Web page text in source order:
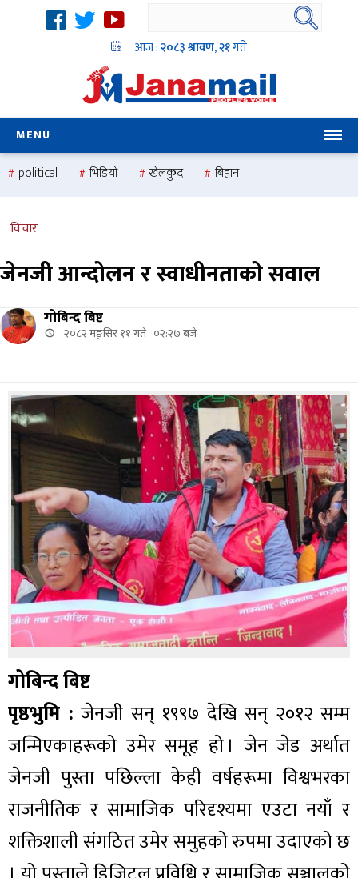
आज :२०८३ श्रावण, २१गते
MENU
political भिडियो खेलकुद
बिहान
national
विचार
जेनजी आन्दोलन र स्वाधीनताको सवाल
गोबिन्द बिष्ट
२०८२ मङ्सिर ११ गते ०२:२७ बजे
गोबिन्द बिष्ट
पृष्ठभुमि : जेनजी सन् १९९७ देखि सन् २०१२ सम्म
जन्मिएकाहरूको उमेर समूह हो । जेन जेड अर्थात
जेनजी पुस्ता पछिल्ला केही वर्षहरूमा विश्वभरका
राजनीतिक र सामाजिक परिदृश्यमा एउटा नयाँ र
शक्तिशाली संगठित उमेर समुहको रुपमा उदाएको छ